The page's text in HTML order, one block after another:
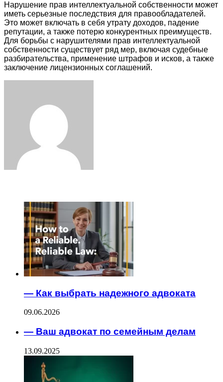
Нарушение прав интеллектуальной собственности может
иметь серьезные последствия для правообладателей.
Это может включать в себя утрату доходов, падение
репутации, а также потерю конкурентных преимуществ.
Для борьбы с нарушителями прав интеллектуальной
собственности существует ряд мер, включая судебные
разбирательства, применение штрафов и исков, а также
заключение лицензионных соглашений.
— Как выбрать надежного адвоката
09.06.2026
— Ваш адвокат по семейным делам
13.09.2025